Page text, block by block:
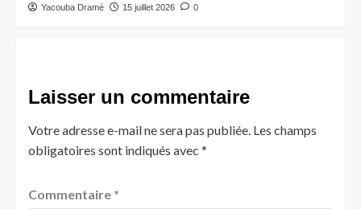
Yacouba Dramé 15 juillet 2026 0
Laisser un commentaire
Votre adresse e-mail ne sera pas publiée. Les champs
obligatoires sont indiqués avec *
Commentaire *